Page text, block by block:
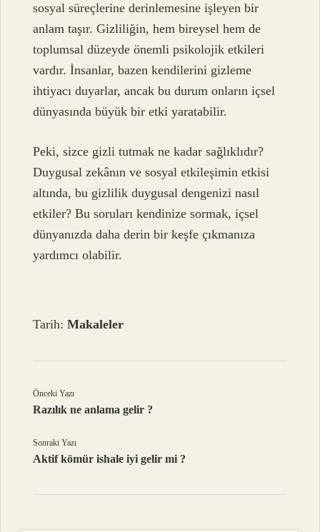
sosyal süreçlerine derinlemesine işleyen bir
anlam taşır. Gizliliğin, hem bireysel hem de
toplumsal düzeyde önemli psikolojik etkileri
vardır. İnsanlar, bazen kendilerini gizleme
ihtiyacı duyarlar, ancak bu durum onların içsel
dünyasında büyük bir etki yaratabilir.
Peki, sizce gizli tutmak ne kadar sağlıklıdır?
Duygusal zekânın ve sosyal etkileşimin etkisi
altında, bu gizlilik duygusal dengenizi nasıl
etkiler? Bu soruları kendinize sormak, içsel
dünyanızda daha derin bir keşfe çıkmanıza
yardımcı olabilir.
Tarih:Makaleler
Önceki Yazı
Razılık ne anlama gelir ?
Sonraki Yazı
Aktif kömür ishale iyi gelir mi ?